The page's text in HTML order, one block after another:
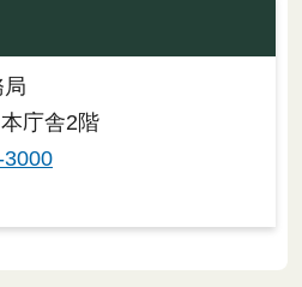
務局
庁舎2階